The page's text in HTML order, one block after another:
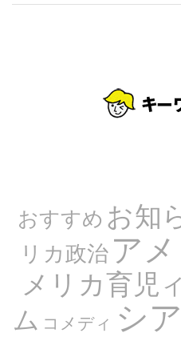
おすすめ お知
リカ政治ア
メリカ育児
ム コメディ シ